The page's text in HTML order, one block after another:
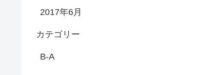
2017年6月
カテゴリー
B-A